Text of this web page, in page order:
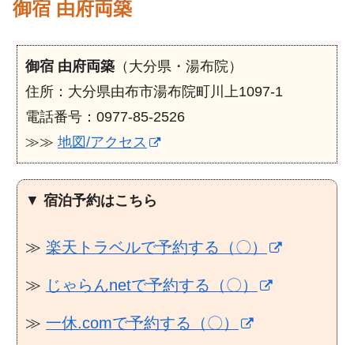
御宿 由府両築
御宿 由府両築 （大分県・湯布院）
住所：大分県由布市湯布院町川上1097-1
電話番号：0977-85-2526
≫≫ 地図/アクセス
▼ 宿泊予約はこちら
≫ 楽天トラベルで予約する（〇）
≫ じゃらんnetで予約する（〇）
≫ 一休.comで予約する（〇）